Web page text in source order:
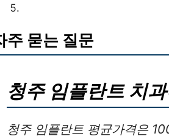
주 묻는 질문
청주 임플란트 치
청주 임플란트 평균가격은